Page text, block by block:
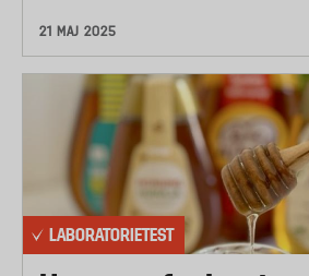
21 MAJ 2025
LABORATORIETEST